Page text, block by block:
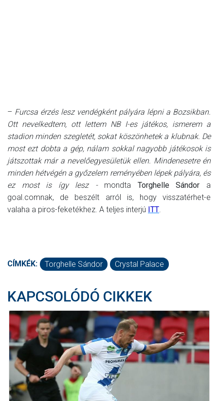
– Furcsa érzés lesz vendégként pályára lépni a Bozsikban.
Ott nevelkedtem, ott lettem NB I-es játékos, ismerem a
stadion minden szegletét, sokat köszönhetek a klubnak. De
most ezt dobta a gép, nálam sokkal nagyobb játékosok is
játszottak már a nevelőegyesületük ellen. Mindenesetre én
minden hétvégén a győzelem reményében lépek pályára, és
ez most is így lesz - mondta Torghelle Sándor a
goal.comnak, de beszélt arról is, hogy visszatérhet-e
valaha a piros-feketékhez. A teljes interjú ITT.
CÍMKÉK: Torghelle Sándor Crystal Palace
KAPCSOLÓDÓ CIKKEK